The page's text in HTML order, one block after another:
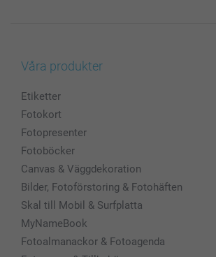
Våra produkter
Etiketter
Fotokort
Fotopresenter
Fotoböcker
Canvas & Väggdekoration
Bilder, Fotoförstoring & Fotohäften
Skal till Mobil & Surfplatta
MyNameBook
Fotoalmanackor & Fotoagenda